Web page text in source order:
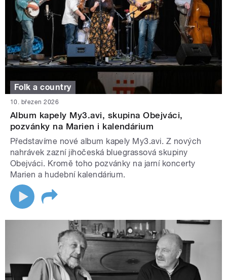
Folk a country
10. březen 2026
Album kapely My3.avi, skupina Obejváci,
pozvánky na Marien i kalendárium
Představíme nové album kapely My3.avi. Z nových
nahrávek zazní jihočeská bluegrassová skupiny
Obejváci. Kromě toho pozvánky na jarní koncerty
Marien a hudební kalendárium.